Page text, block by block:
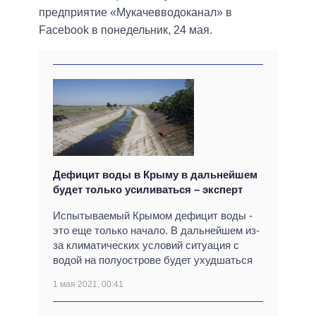
предприятие «Мукачевводоканал» в
Facebook в понедельник, 24 мая.
Дефицит воды в Крыму в дальнейшем
будет только усиливаться – эксперт
Испытываемый Крымом дефицит воды -
это еще только начало. В дальнейшем из-
за климатических условий ситуация с
водой на полуострове будет ухудшаться
1 мая 2021, 00:41